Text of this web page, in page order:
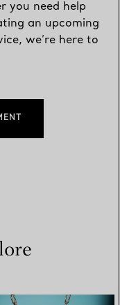
you need help
an upcoming
we’re here to